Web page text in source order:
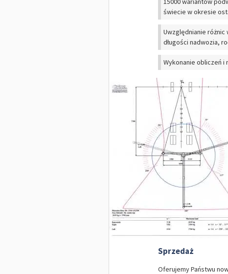
świecie w okresie
Uwzględnianie
długości nadwozia,
Wykonanie obliczeń i
Sprzedaż
Oferujemy Państwu